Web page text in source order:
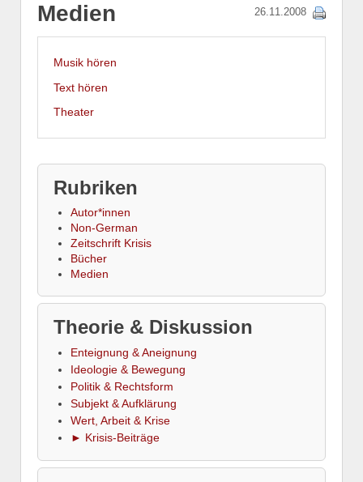
26.11.2008
Medien
Musik hören
Text hören
Theater
Rubriken
Autor*innen
Non-German
Zeitschrift Krisis
Bücher
Medien
Theorie & Diskussion
Enteignung & Aneignung
Ideologie & Bewegung
Politik & Rechtsform
Subjekt & Aufklärung
Wert, Arbeit & Krise
► Krisis-Beiträge